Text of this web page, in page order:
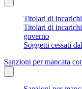
Titolari di
Titolari di
governo
Soggetti cessati
Sanzioni per mancata